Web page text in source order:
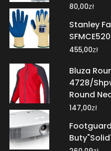
80,00zł
Stanley
SFMCE520
455,00zł
Bluza
4728/
Round
147,00zł